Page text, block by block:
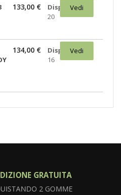
133,00 €
Disponibili:
20
Vedi
134,00 €
Disponibili:
16
Vedi
GRATUITA
2 GOMME